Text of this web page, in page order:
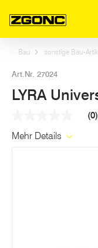
Bau sonstige Bau-
Art.Nr. 27024
LYRA
Link
(0)
Mehr Details